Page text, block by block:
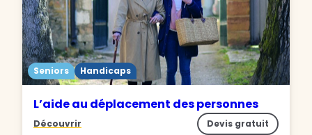
Seniors Handicaps
L’aide au déplacement des personnes
Découvrir Devis gratuit